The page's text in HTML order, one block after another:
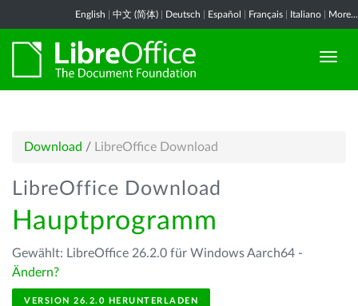
English 中文 (简体) Deutsch Español Français Italiano More...
Download / LibreOffice Download
LibreOffice Download
Hauptprogramm
Gewählt: LibreOffice 26.2.0 für Windows Aarch64 -
Ändern?
VERSION 26.2.0 HERUNTERLADEN